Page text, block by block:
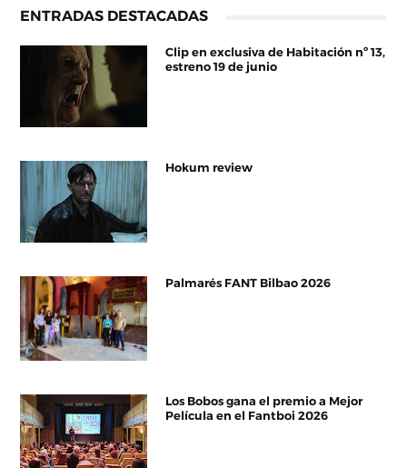
ENTRADAS DESTACADAS
Clip en exclusiva de Habitación nº 13,
estreno 19 de junio
Hokum review
Palmarés FANT Bilbao 2026
Los Bobos gana el premio a Mejor
Película en el Fantboi 2026